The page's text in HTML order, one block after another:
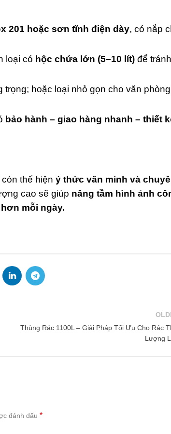
201 hoặc sơn tĩnh điện dày, có nắp
loại có hộc chứa lớn (5–10 lít) để
hoặc loại nhỏ gọn cho văn
bảo hành – giao hàng nhanh – thiết
thể hiện ý thức văn minh và
cao sẽ giúp nâng tầm hình ảnh
mỗi ngày.
Thùng Rác 1100L – Giải Pháp Tối Ưu Cho Rác
Lượng
đánh dấu *